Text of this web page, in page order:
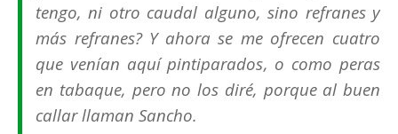
tengo, ni otro caudal alguno, sino refranes y
más refranes? Y ahora se me ofrecen cuatro
que venían aquí pintiparados, o como peras
en tabaque, pero no los diré, porque al buen
callar llaman Sancho.